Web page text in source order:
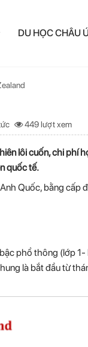
DU HỌC CHÂU
449 lượt xem
lôi cuốn, chi phí
quốc tế.
Quốc, bằng
phổ thông (lớp 1-
là bắt đầu từ